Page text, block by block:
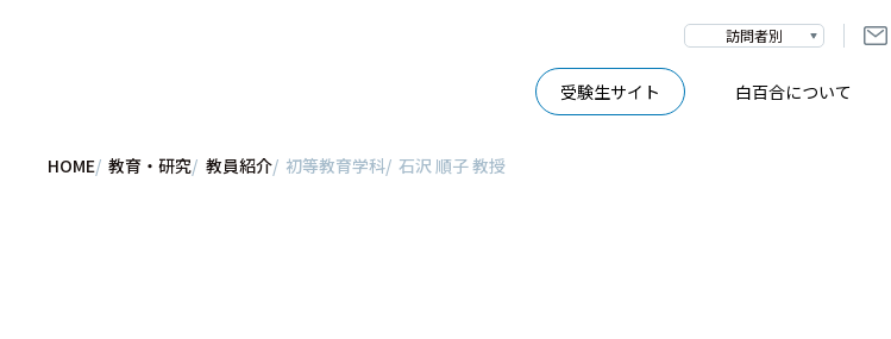
訪問者別
受験生サイト 白百合について
HOME 教育・研究 教員紹介 初等教育学科 石沢 順子 教授